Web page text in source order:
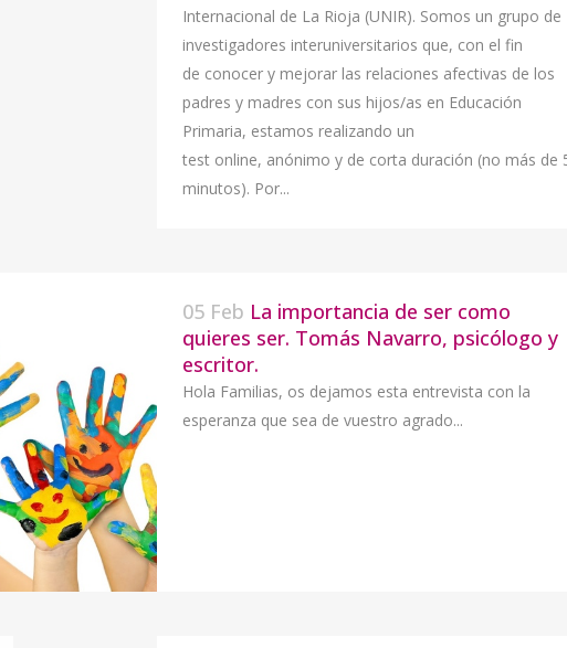
Internacional de La Rioja (UNIR). Somos un grupo de
investigadores interuniversitarios que, con el fin
de conocer y mejorar las relaciones afectivas de los
padres y madres con sus hijos/as en Educación
Primaria, estamos realizando un
test online, anónimo y de corta duración (no más de
minutos). Por...
05 Feb La importancia de ser como
quieres ser. Tomás Navarro, psicólogo y
escritor.
Hola Familias, os dejamos esta entrevista con la
esperanza que sea de vuestro agrado...